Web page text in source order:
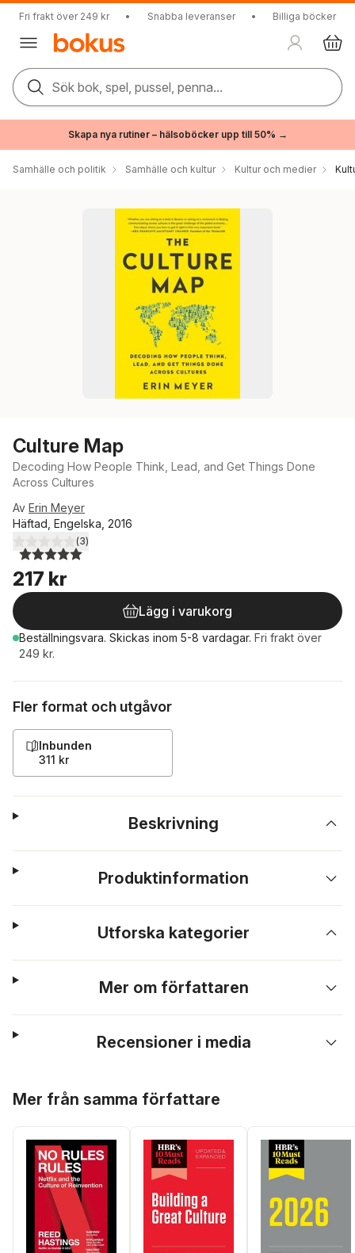
Fri frakt över 249 kr • Snabba leveranser • Billiga böcker
Sök bok, spel, pussel, penna...
Skapa nya rutiner – hälsoböcker upp till 50% →
Samhälle och politik Samhälle och kultur Kultur och medier
Culture Map
Decoding How People Think, Lead, and Get Things Done
Across Cultures
Av Erin Meyer
Häftad, Engelska, 2016
5,0utav 5 stjärnor. Totalt antal röster:
(3)
217 kr
Lägg i varukorg
Beställningsvara. Skickas inom 5-8 vardagar. Fri frakt över
249 kr.
Fler format och utgåvor
Inbunden
311 kr
Beskrivning
Produktinformation
Utforska kategorier
Mer om författaren
Recensioner i media
Mer från samma författare